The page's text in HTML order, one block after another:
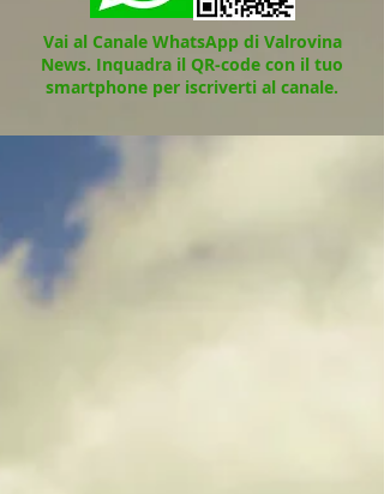
Vai al Canale WhatsApp di Valrovina
News. Inquadra il QR-code con il tuo
smartphone per iscriverti al canale.